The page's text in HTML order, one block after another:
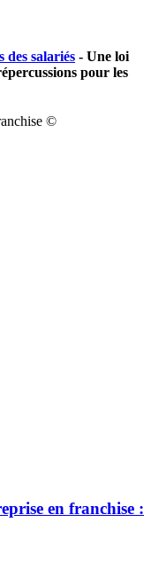
des salariés - Une loi
pour les
©
en franchise :